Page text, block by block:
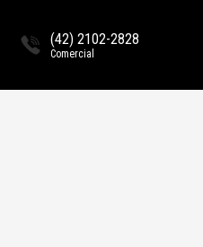
(42) 2102-2828
Comercial